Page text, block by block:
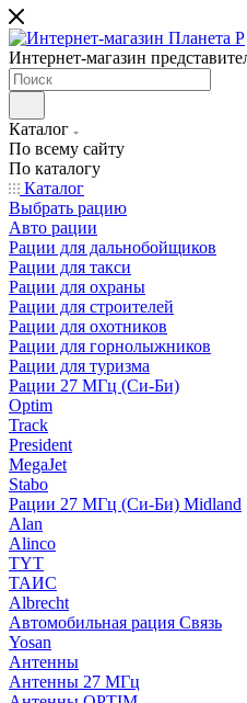
Интернет-магазин
Каталог
По всему сайту
По каталогу
Каталог
Выбрать рацию
Авто рации
Рации для дальнобойщиков
Рации для такси
Рации для охраны
Рации для строителей
Рации для охотников
Рации для горнолыжников
Рации для туризма
Рации 27 МГц (Си-Би)
Optim
Track
President
MegaJet
Stabo
Рации 27 МГц (Си-Би) Midland
Alan
Alinco
TYT
ТАИС
Albrecht
Автомобильная рация Связь
Yosan
Антенны
Антенны 27 МГц